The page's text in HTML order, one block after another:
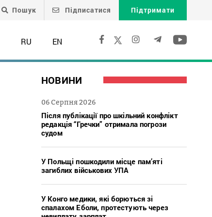
Пошук Підписатися Підтримати
RU EN
НОВИНИ
06 Серпня 2026
Після публікації про шкільний конфлікт
редакція “Гречки” отримала погрози
судом
У Польщі пошкодили місце пам’яті
загиблих військових УПА
У Конго медики, які борються зі
спалахом Еболи, протестують через